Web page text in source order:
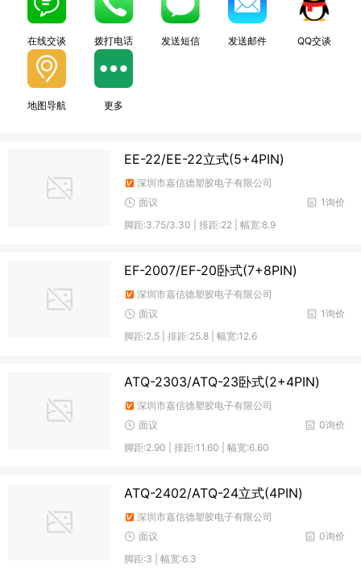
在线交谈 拨打电话 发送短信 发送邮件 QQ交谈
地图导航 更多
EE-22/EE-22立式(5+4PIN)
深圳市嘉信德塑胶电子有限公司
1询价
面议
脚距:3.75/3.30 | 排距:22 | 幅宽:8.9
EF-2007/EF-20卧式(7+8PIN)
深圳市嘉信德塑胶电子有限公司
1询价
面议
脚距:2.5 | 排距:25.8 | 幅宽:12.6
ATQ-2303/ATQ-23卧式(2+4PIN)
深圳市嘉信德塑胶电子有限公司
0询价
面议
脚距:2.90 | 排距:11.60 | 幅宽:6.60
ATQ-2402/ATQ-24立式(4PIN)
深圳市嘉信德塑胶电子有限公司
0询价
面议
脚距:3 | 幅宽:6.3